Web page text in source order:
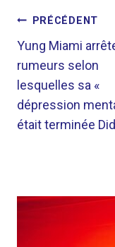
DE
PRÉCÉDENT
Yung Miami
rumeurs selon
lesquelles sa «
dépression
était terminée